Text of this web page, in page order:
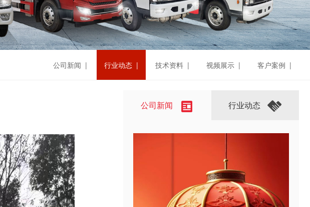
公司新闻 | 行业动态 | 技术资料 | 视频展示 | 客户案例 |
公司新闻 行业动态